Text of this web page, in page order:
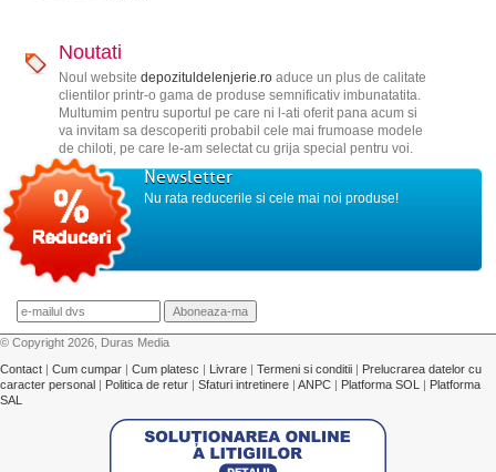
Noutati
Noul website depozituldelenjerie.roaduce un plus de calitate
clientilor printr-o gama de produse semnificativ imbunatatita.
Multumim pentru suportul pe care ni l-ati oferit pana acum si
va invitam sa descoperiti probabil cele mai frumoase modele
de chiloti, pe care le-am selectat cu grija special pentru voi.
Newsletter
Nu rata reducerile si cele mai noi produse!
© Copyright 2026, Duras Media
Contact | Cum cumpar | Cum platesc | Livrare | Termeni si conditii | Prelucrarea datelor cu
caracter personal | Politica de retur | Sfaturi intretinere | ANPC | Platforma SOL | Platforma
SAL